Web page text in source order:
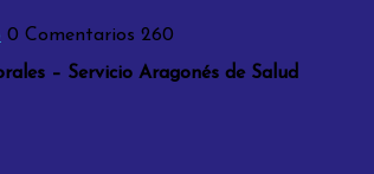
0 Comentarios 260
– Servicio Aragonés de Salud